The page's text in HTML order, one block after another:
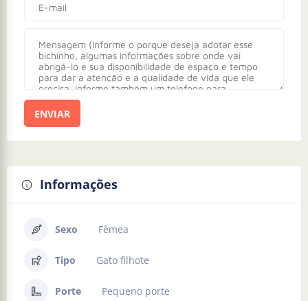
ENVIAR
Informações
Sexo Fêmea
Tipo Gato filhote
Porte Pequeno porte